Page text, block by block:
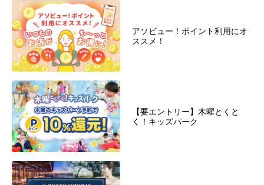
アソビュー！ポイント利用にオ
ススメ！
【要エントリー】木曜とくと
く！キッズパーク